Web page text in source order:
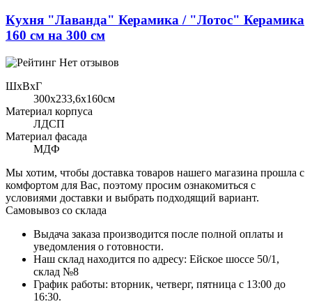
Кухня "Лаванда" Керамика / "Лотос" Керамика
160 см на 300 см
Нет отзывов
ШхВхГ
300x233,6х160см
Материал корпуса
ЛДСП
Материал фасада
МДФ
Мы хотим, чтобы доставка товаров нашего магазина прошла с
комфортом для Вас, поэтому просим ознакомиться с
условиями доставки и выбрать подходящий вариант.
Самовывоз со склада
Выдача заказа производится после полной оплаты и
уведомления о готовности.
Наш склад находится по адресу: Ейское шоссе 50/1,
склад №8
График работы: вторник, четверг, пятница с 13:00 до
16:30.